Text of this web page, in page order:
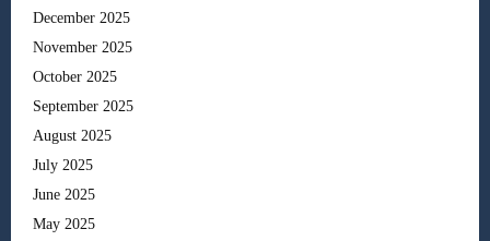
December 2025
November 2025
October 2025
September 2025
August 2025
July 2025
June 2025
May 2025